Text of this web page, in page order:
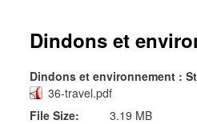
Dindons et
Dindons et environnement :
36-travel.pdf
File Size:
3.19 MB